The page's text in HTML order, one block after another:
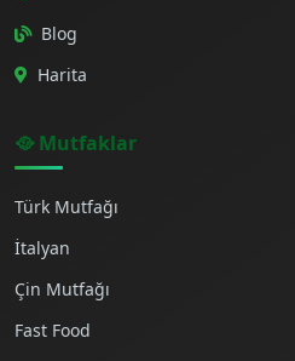
Blog
Harita
🥘 Mutfaklar
Türk Mutfağı
İtalyan
Çin Mutfağı
Fast Food